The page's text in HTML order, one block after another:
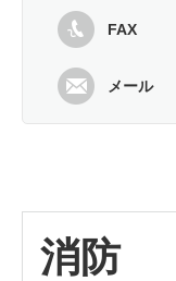
FAX
メール
消防